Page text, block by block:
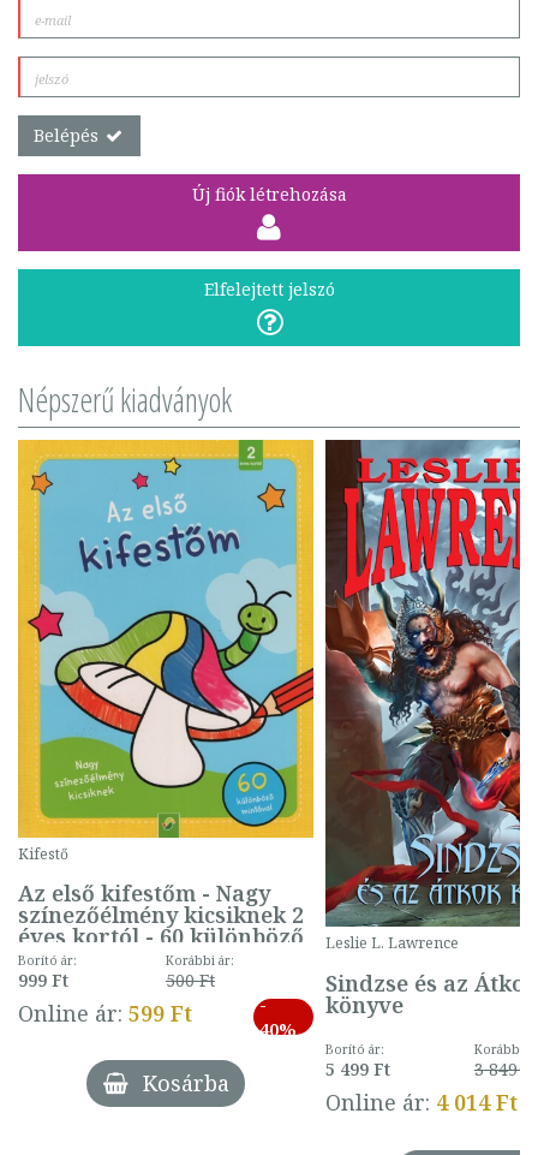
Belépés
Új fiók létrehozása
Elfelejtett jelszó
Népszerű kiadványok
Kifestő
Az első kifestőm - Nagy
színezőélmény kicsiknek 2
éves kortól - 60 különböző
mintával (gombás)
Borító ár:
999 Ft
Korábbi ár:
500 Ft
Online ár: 599 Ft
-
40%
Kosárba
Leslie L. Lawrence
Sindzse és az Átkok
könyve
Borító ár:
5 499 Ft
Korábbi
3 849 Ft
Online ár: 4 014 Ft